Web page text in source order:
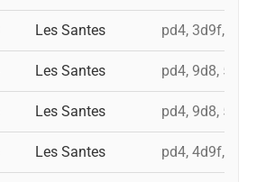
Les Santes pd4, 3d9f,
Les Santes pd4, 9d8, 5d9f,
Les Santes pd4, 9d8, 5d9f,
Les Santes pd4, 4d9f,